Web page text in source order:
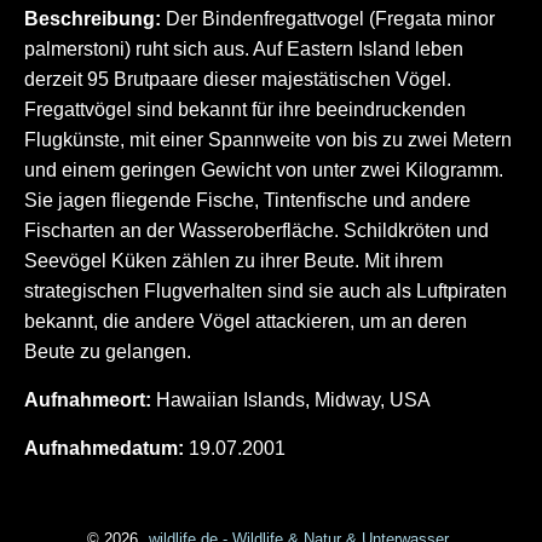
Beschreibung: Der Bindenfregattvogel (Fregata minor
palmerstoni) ruht sich aus. Auf Eastern Island leben
derzeit 95 Brutpaare dieser majestätischen Vögel.
Fregattvögel sind bekannt für ihre beeindruckenden
Flugkünste, mit einer Spannweite von bis zu zwei Metern
und einem geringen Gewicht von unter zwei Kilogramm.
Sie jagen fliegende Fische, Tintenfische und andere
Fischarten an der Wasseroberfläche. Schildkröten und
Seevögel Küken zählen zu ihrer Beute. Mit ihrem
strategischen Flugverhalten sind sie auch als Luftpiraten
bekannt, die andere Vögel attackieren, um an deren
Beute zu gelangen.
Aufnahmeort: Hawaiian Islands, Midway, USA
Aufnahmedatum: 19.07.2001